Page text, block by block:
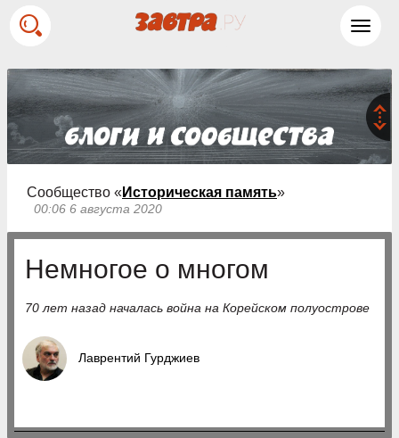
Сообщество « Историческая память»
00:06 6 августа 2020
Немногое о многом
70 лет назад началась война на Корейском полуострове
Лаврентий Гурджиев